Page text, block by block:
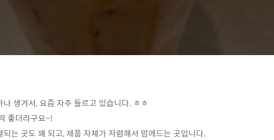
생겨서, 요즘 자주 들르고 있습니다. ㅎㅎ
좋더라구요~!
는 곳도 꽤 되고, 제품 자체가 저렴해서 맘에드는 곳입니다.